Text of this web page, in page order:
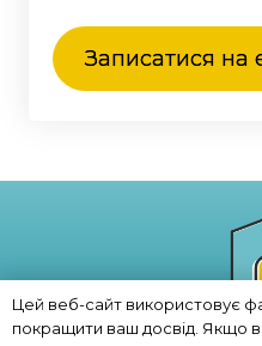
Записатися на
Цей веб-сайт використовує
покращити ваш досвід. Якщо